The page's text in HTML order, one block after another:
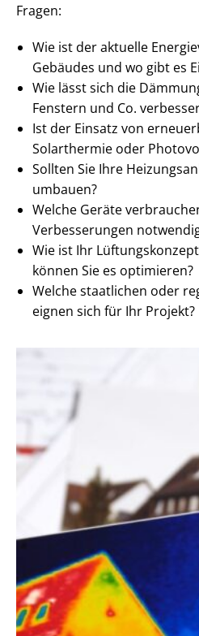
Fragen:
Wie ist der aktuelle
Gebäudes und wo gibt es
Wie lässt sich die
Fenstern und Co.
Ist der Einsatz von
Solarthermie oder
Sollten Sie Ihre
umbauen?
Welche Geräte
Verbesserungen
Wie ist Ihr
können Sie es optimieren?
Welche staatlichen oder
eignen sich für Ihr Projekt?